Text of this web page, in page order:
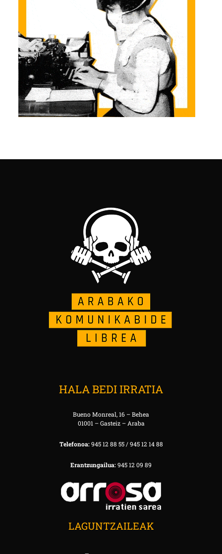
HALA BEDI IRRATIA
Bueno Monreal, 16 – Behea
01001 – Gasteiz – Araba
Telefonoa:945 12 88 55 / 945 12 14 88
Erantzungailua:945 12 09 89
LAGUNTZAILEAK